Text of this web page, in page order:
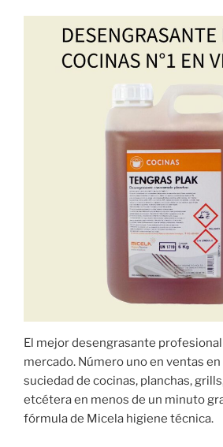
El mejor desengrasante
mercado. Número uno en ventas en
suciedad de cocinas, planchas,
etcétera en menos de un minuto
fórmula de Micela higiene técnica.